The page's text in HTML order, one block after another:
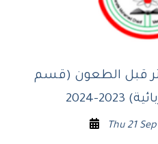
قبل الطعون (قسم
2024
Thu 21